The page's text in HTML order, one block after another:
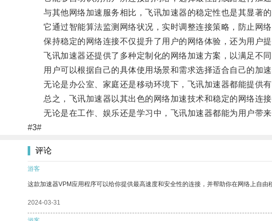
与其他网络加速服务相比，飞讯加速器的稳定性也是其显著的
它通过智能算法监测网络状况，实时调整连接策略，防止网络
保持稳定的网络连接不仅提升了用户的网络体验，还为用户提
飞讯加速器还提供了多种定制化的网络加速方案，以满足不同
用户可以根据自己的具体使用场景和需求选择适合自己的加速
无论是办公室、家庭还是移动环境下，飞讯加速器都能提供有
总之，飞讯加速器以其出色的网络加速技术和稳定的网络连接
无论是在工作、娱乐还是学习中，飞讯加速器都能为用户带来
#3#
评论
游客
这款加速器VPM应用程序可以给你提供最高速度和安全性的连接，并帮助你在网络上自由
2024-03-31